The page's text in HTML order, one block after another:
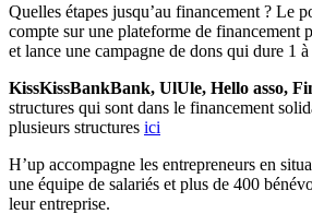
Quelles étapes jusqu’au financement ? Le
compte sur une plateforme de financement
et lance une campagne de dons qui dure 1
KissKissBankBank, UlUle, Hello asso,
structures qui sont dans le financement
plusieurs structures ici
H’up accompagne​​ les entrepreneurs en
une équipe de salariés et plus de 400
leur entreprise.